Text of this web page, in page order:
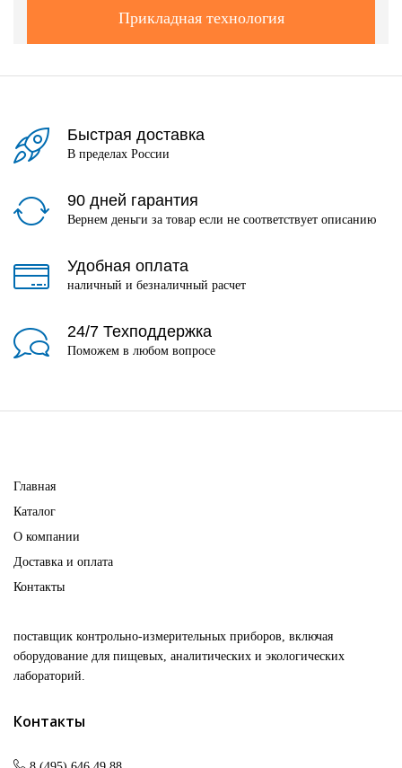
Прикладная технология
Быстрая доставка
В пределах России
90 дней гарантия
Вернем деньги за товар если не соответствует описанию
Удобная оплата
наличный и безналичный расчет
24/7 Техподдержка
Поможем в любом вопросе
Главная
Каталог
О компании
Доставка и оплата
Контакты
поставщик контрольно-измерительных приборов, включая
оборудование для пищевых, аналитических и экологических
лабораторий.
Контакты